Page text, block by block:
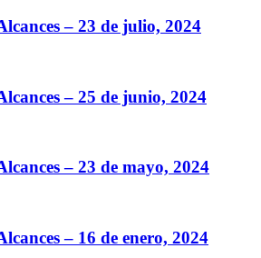
– 23 de julio, 2024
– 25 de junio, 2024
– 23 de mayo, 2024
– 16 de enero, 2024